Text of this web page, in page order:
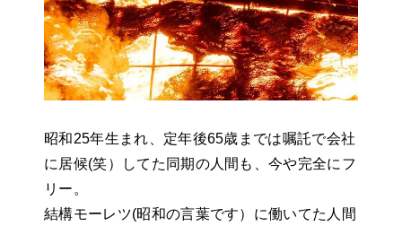
昭和25年生まれ、定年後65歳までは嘱託で会社
に居候(笑）してた同期の人間も、今や完全にフ
リー。
結構モーレツ(昭和の言葉です）に働いてた人間